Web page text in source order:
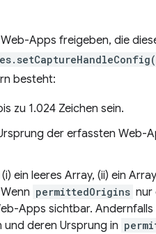
Apps freigeben, die
besteht:
zu 1.024 Zeichen sein.
der erfassten Web-
ein leeres Array, (ii) ein
permittedOrigins nur
Apps sichtbar.
deren Ursprung in